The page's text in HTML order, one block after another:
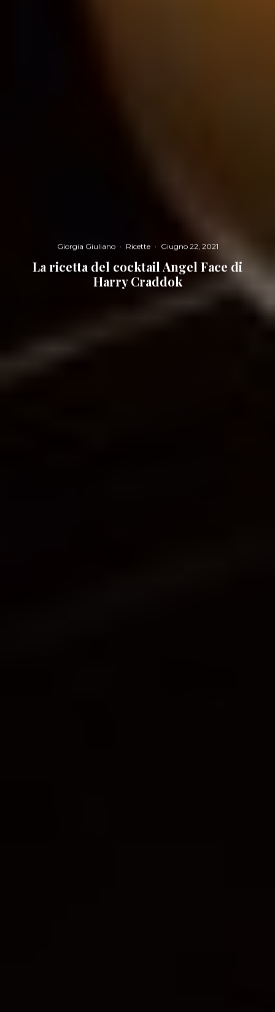
Giorgia Giuliano · Ricette · Giugno 22, 2021
La ricetta del cocktail Angel Face di
Harry Craddok